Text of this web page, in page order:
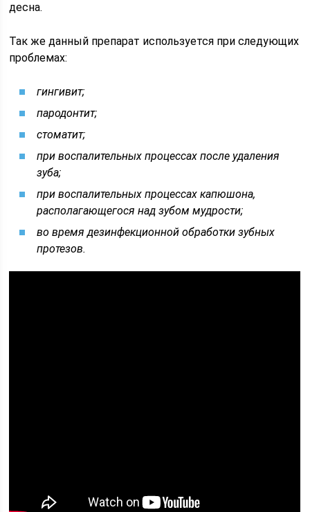
десна.
Так же данный препарат используется при следующих
проблемах:
гингивит;
пародонтит;
стоматит;
при воспалительных процессах после удаления
зуба;
при воспалительных процессах капюшона,
располагающегося над зубом мудрости;
во время дезинфекционной обработки зубных
протезов.